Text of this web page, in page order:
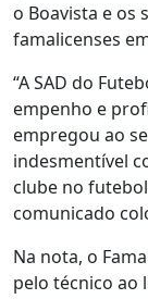
o Boavista e os
famalicenses
“A SAD do
empenho e
empregou ao
indesmentível
clube no
comunicado
Na nota, o
pelo técnico ao